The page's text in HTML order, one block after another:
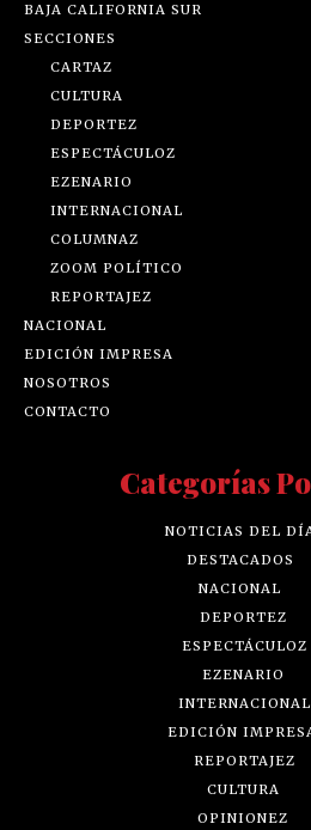
BAJA CALIFORNIA SUR
SECCIONES
CARTAZ
CULTURA
DEPORTEZ
ESPECTÁCULOZ
EZENARIO
INTERNACIONAL
COLUMNAZ
ZOOM POLÍTICO
REPORTAJEZ
NACIONAL
EDICIÓN IMPRESA
NOSOTROS
CONTACTO
Categorías
NOTICIAS DEL
DESTACADOS
NACIONAL
DEPORTEZ
ESPECTÁCULOZ
EZENARIO
INTERNACIONAL
EDICIÓN
REPORTAJEZ
CULTURA
OPINIONEZ